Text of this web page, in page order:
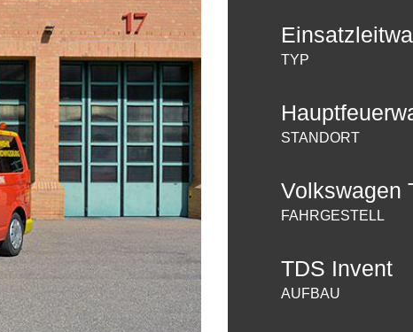
TYP
STANDORT
FAHRGESTELL
Volkswagen
AUFBAU
TDS Invent